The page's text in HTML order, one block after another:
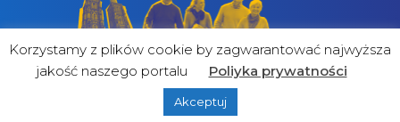
&
Korzystamy z plików cookie by zagwarantować najwyższa
jakość naszego portalu
Poliyka prywatności
Akceptuj